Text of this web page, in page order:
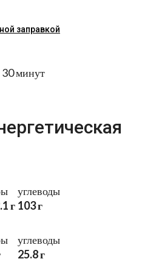
заправкой
30 минут
г
углеводы
103 г
углеводы
25.8 г